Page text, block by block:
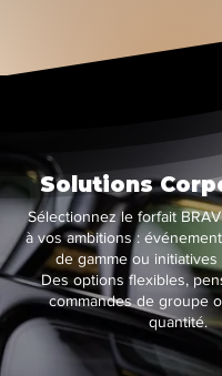
Solutions
Sélectionnez le forfait
à vos ambitions :
de gamme ou initiatives
Des options flexibles,
commandes de groupe
quantité.